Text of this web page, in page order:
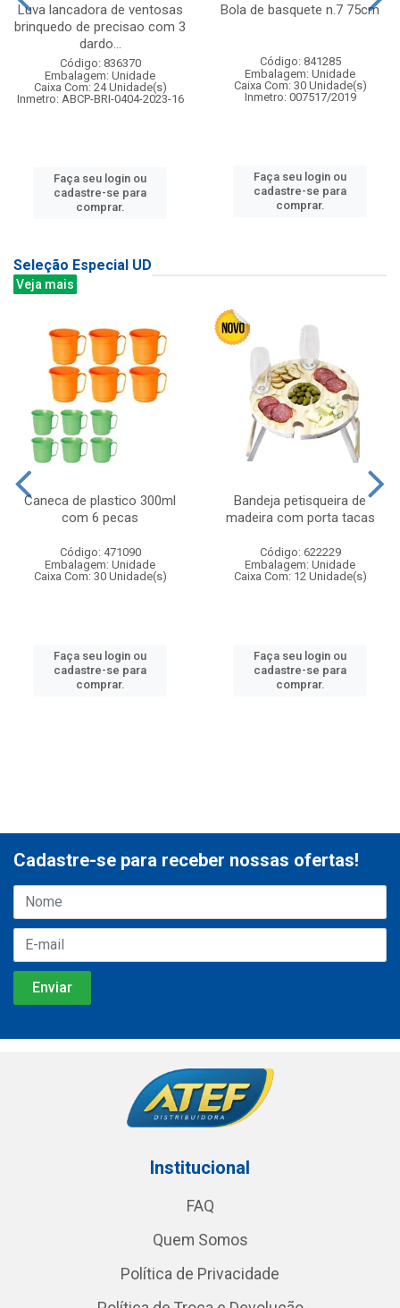
Luva lancadora de ventosas
brinquedo de precisao com 3
dardo...
Código: 836370
Embalagem: Unidade
Caixa Com: 24 Unidade(s)
Inmetro: ABCP-BRI-0404-2023-16
Faça seu login ou
cadastre-se para
comprar.
Bola de basquete n.7 75cm
Código: 841285
Embalagem: Unidade
Caixa Com: 30 Unidade(s)
Inmetro: 007517/2019
Faça seu login ou
cadastre-se para
comprar.
Seleção Especial UD
Veja mais
Caneca de plastico 300ml
com 6 pecas
Código: 471090
Embalagem: Unidade
Caixa Com: 30 Unidade(s)
Faça seu login ou
cadastre-se para
comprar.
Bandeja petisqueira de
madeira com porta tacas
Código: 622229
Embalagem: Unidade
Caixa Com: 12 Unidade(s)
Faça seu login ou
cadastre-se para
comprar.
Cadastre-se para receber nossas ofertas!
Institucional
FAQ
Quem Somos
Política de Privacidade